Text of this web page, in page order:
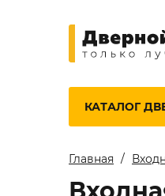
КАТАЛОГ
Главная